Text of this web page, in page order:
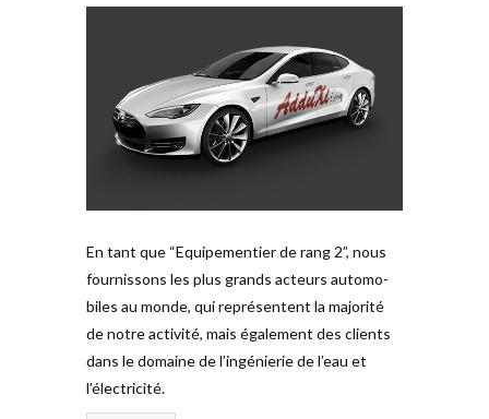
En tant que “Equi­pe­mentier de rang 2”, nous
four­nissons les plus grands acteurs auto­mo­
biles au monde, qui repré­sentent la majorité
de notre activité, mais éga­lement des clients
dans le domaine de l’ingénierie de l’eau et
l’électricité.